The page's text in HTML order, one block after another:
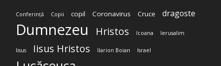
Conferință Copii copil Coronavirus Cruce dragoste
Dumnezeu Hristos Icoana Ierusalim
Iisus Iisus Hristos Ilarion Boian Israel